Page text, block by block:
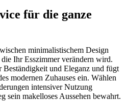
für die ganze
minimalistischem Design
Ihr Esszimmer verändern wird.
und Eleganz und fügt
modernen Zuhauses ein. Wählen
intensiver Nutzung
sein makelloses Aussehen bewahrt.